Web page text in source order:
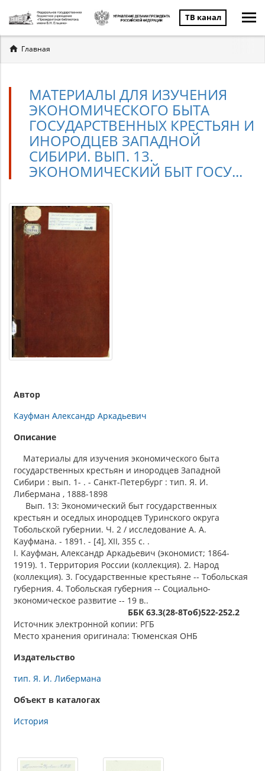
ТВ канал
Вы
здесь
Главная
МАТЕРИАЛЫ ДЛЯ ИЗУЧЕНИЯ
ЭКОНОМИЧЕСКОГО БЫТА
ГОСУДАРСТВЕННЫХ КРЕСТЬЯН И
ИНОРОДЦЕВ ЗАПАДНОЙ
СИБИРИ. ВЫП. 13.
ЭКОНОМИЧЕСКИЙ БЫТ ГОСУ...
Автор
Кауфман Александр Аркадьевич
Описание
Материалы для изучения экономического быта
государственных крестьян и инородцев Западной
Сибири : вып. 1- . - Санкт-Петербург : тип. Я. И.
Либермана , 1888-1898
Вып. 13: Экономический быт государственных
крестьян и оседлых инородцев Туринского округа
Тобольской губернии. Ч. 2 / исследование А. А.
Кауфмана. - 1891. - [4], XII, 355 с. .
I. Кауфман, Александр Аркадьевич (экономист; 1864-
1919). 1. Территория России (коллекция). 2. Народ
(коллекция). 3. Государственные крестьяне -- Тобольская
губерния. 4. Тобольская губерния -- Социально-
экономическое развитие -- 19 в..
ББК 63.3(28-8Тоб)522-252.2
Источник электронной копии: РГБ
Место хранения оригинала: Тюменская ОНБ
Издательство
тип. Я. И. Либермана
Объект в каталогах
История